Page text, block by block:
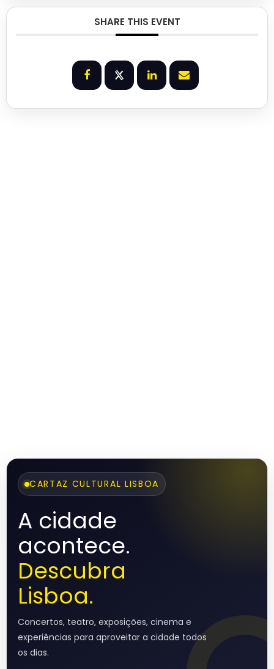
SHARE THIS EVENT
CARTAZ CULTURAL LISBOA
A cidade
acontece.
Descubra
Lisboa.
Concertos, teatro, exposições, cinema e
experiências para aproveitar a cidade todos
os dias.